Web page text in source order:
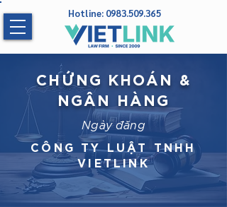
Hotline: 0983.509.365
CHỨNG KHOÁN &
NGÂN HÀNG
Ngày đăng
CÔNG TY LUẬT TNHH
VIETLINK